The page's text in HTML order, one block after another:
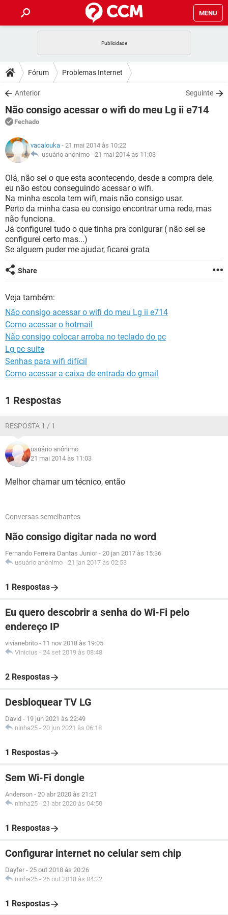
MENU
CELULAR FACEBOOK
OUTLOOK
INSTAGRAM GMAIL
GUIA DE COMPRAS
DICAS
JOGOS WHATSAPP
OUTLOOK
INSTAGRAM
GUIA DE COMPRAS
DOWNLOADS
JOGOS WHATSAPP
CELULAR
OUTLOOK EXCEL
INSTAGRAM
GUIA DE COMPRAS
FÓRUM
JOGOS
CELULAR FACEBOOK
INSTAGRAM GMAIL
GUIA DE COMPRAS
GLOSSÁRIO
JOGOS
CELULAR FACEBOOK
OUTLOOK EXCEL
INSTAGRAM
GUIA DE COMPRAS
Fórum Problemas Internet
Anterior Seguinte
Não consigo acessar o wifi do meu Lg ii e714
Fechado
vacalouka - 21 mai 2014 às 10:22
usuário anônimo - 21 mai 2014 às 11:03
Olá, não sei o que esta acontecendo, desde a compra dele,
eu não estou conseguindo acessar o wifi.
Na minha escola tem wifi, mais não consigo usar.
Perto da minha casa eu consigo encontrar uma rede, mas
não funciona.
Já configurei tudo o que tinha pra conigurar ( não sei se
configurei certo mas...)
Se alguem puder me ajudar, ficarei grata
Share
Veja também:
Não consigo acessar o wifi do meu Lg ii e714
Como acessar o hotmail
Não consigo colocar arroba no teclado do pc
Lg pc suite
Senhas para wifi difícil
Como acessar a caixa de entrada do gmail
1 Respostas
RESPOSTA 1 / 1
usuário anônimo
21 mai 2014 às 11:03
Melhor chamar um técnico, então
Conversas semelhantes
Não consigo digitar nada no word
Fernando Ferreira Dantas Junior - 20 jan 2017 às 15:36
usuário anônimo - 21 jan 2017 às 02:53
1 Respostas
Eu quero descobrir a senha do Wi-Fi pelo
endereço IP
vivianebrito - 11 nov 2018 às 19:05
Vinicius - 24 set 2019 às 08:48
2 Respostas
Desbloquear TV LG
David - 19 jun 2021 às 22:49
ninha25 - 20 jun 2021 às 06:18
1 Respostas
Sem Wi-Fi dongle
Anderson - 20 abr 2020 às 21:21
ninha25 - 21 abr 2020 às 04:50
1 Respostas
Configurar internet no celular sem chip
Dayfer - 25 out 2018 às 20:26
ninha25 - 26 out 2018 às 04:22
1 Respostas